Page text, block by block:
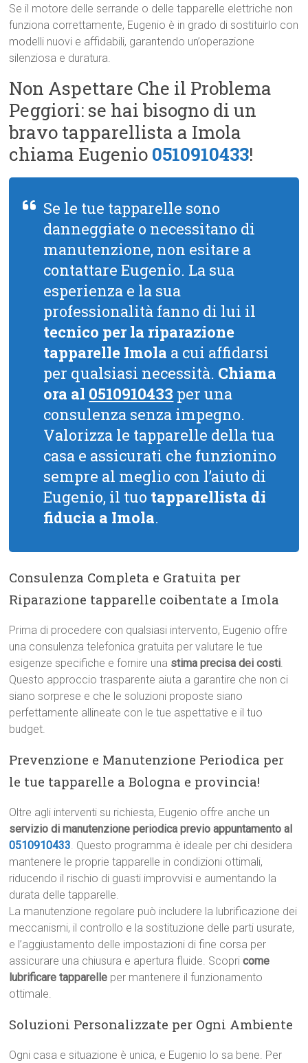
Se il motore delle serrande o delle tapparelle elettriche non
funziona correttamente, Eugenio è in grado di sostituirlo con
modelli nuovi e affidabili, garantendo un’operazione
silenziosa e duratura.
Non Aspettare Che il Problema
Peggiori: se hai bisogno di un
bravo tapparellista a Imola
chiama Eugenio 0510910433!
Se le tue tapparelle sono
danneggiate o necessitano di
manutenzione, non esitare a
contattare Eugenio. La sua
esperienza e la sua
professionalità fanno di lui il
tecnico per la riparazione
tapparelle Imola a cui affidarsi
per qualsiasi necessità. Chiama
ora al 0510910433 per una
consulenza senza impegno.
Valorizza le tapparelle della tua
casa e assicurati che funzionino
sempre al meglio con l’aiuto di
Eugenio, il tuo tapparellista di
fiducia a Imola.
Consulenza Completa e Gratuita per
Riparazione tapparelle coibentate a Imola
Prima di procedere con qualsiasi intervento, Eugenio offre
una consulenza telefonica gratuita per valutare le tue
esigenze specifiche e fornire una stima precisa dei costi.
Questo approccio trasparente aiuta a garantire che non ci
siano sorprese e che le soluzioni proposte siano
perfettamente allineate con le tue aspettative e il tuo
budget.
Prevenzione e Manutenzione Periodica per
le tue tapparelle a Bologna e provincia!
Oltre agli interventi su richiesta, Eugenio offre anche un
servizio di manutenzione periodica previo appuntamento al
0510910433. Questo programma è ideale per chi desidera
mantenere le proprie tapparelle in condizioni ottimali,
riducendo il rischio di guasti improvvisi e aumentando la
durata delle tapparelle.
La manutenzione regolare può includere la lubrificazione dei
meccanismi, il controllo e la sostituzione delle parti usurate,
e l’aggiustamento delle impostazioni di fine corsa per
assicurare una chiusura e apertura fluide. Scopricome
lubrificare tapparelle per mantenere il funzionamento
ottimale.
Soluzioni Personalizzate per Ogni Ambiente
Ogni casa e situazione è unica, e Eugenio lo sa bene. Per